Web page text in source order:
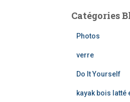
e
Catégories
Photos
verre
Do It Yourself
kayak bois latté